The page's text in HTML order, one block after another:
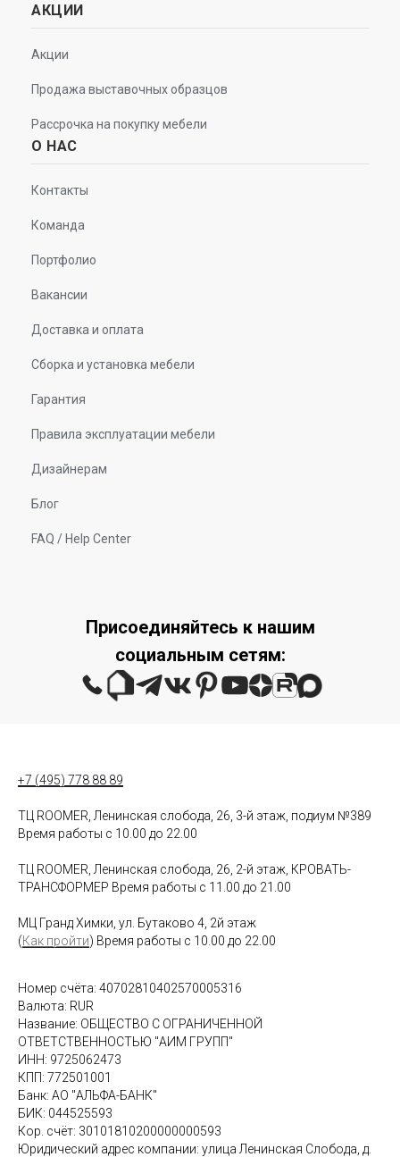
АКЦИИ
Акции
Продажа выставочных образцов
Рассрочка на покупку мебели
О НАС
Контакты
Команда
Портфолио
Вакансии
Доставка и оплата
Сборка и установка мебели
Гарантия
Правила эксплуатации мебели
Дизайнерам
Блог
FAQ / Help Center
Присоединяйтесь к нашим
социальным сетям:
+7 (495) 778 88 89
ТЦ ROOMER, Ленинская слобода, 26, 3-й этаж, подиум №389
Время работы с 10.00 до 22.00
ТЦ ROOMER, Ленинская слобода, 26, 2-й этаж, КРОВАТЬ-
ТРАНСФОРМЕР Время работы с 11.00 до 21.00
МЦ Гранд Химки, ул. Бутаково 4, 2й этаж
(Как пройти) Время работы с 10.00 до 22.00
Номер счёта: 40702810402570005316
Валюта: RUR
Название: ОБЩЕСТВО С ОГРАНИЧЕННОЙ
ОТВЕТСТВЕННОСТЬЮ "АИМ ГРУПП"
ИНН: 9725062473
КПП: 772501001
Банк: АО "АЛЬФА-БАНК"
БИК: 044525593
Кор. счёт: 30101810200000000593
Юридический адрес компании: улица Ленинская Слобода, д.